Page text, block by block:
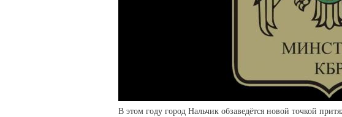
В этом году город Нальчик обзаведётся новой точкой